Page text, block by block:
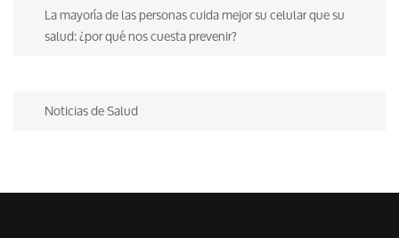
La mayoría de las personas cuida mejor su celular que su
salud: ¿por qué nos cuesta prevenir?
Noticias de Salud